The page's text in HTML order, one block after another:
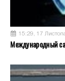
15:29, 17
Международный